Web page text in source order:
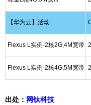
【华为云】活动
Flexus L实例-2核2G,4M宽带
Flexus L实例-2核4G,5M宽带
出处： 网钛科技